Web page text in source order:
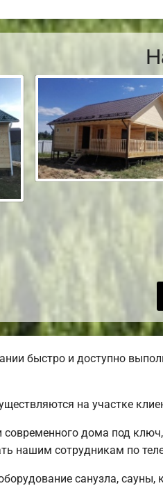
быстро и доступно
на участке
дома под
нашим сотрудникам по
санузла,